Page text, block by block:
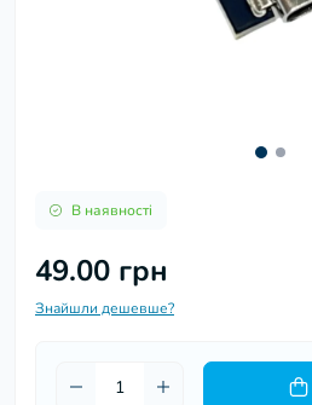
В наявності
49.00 грн
Знайшли дешевше?